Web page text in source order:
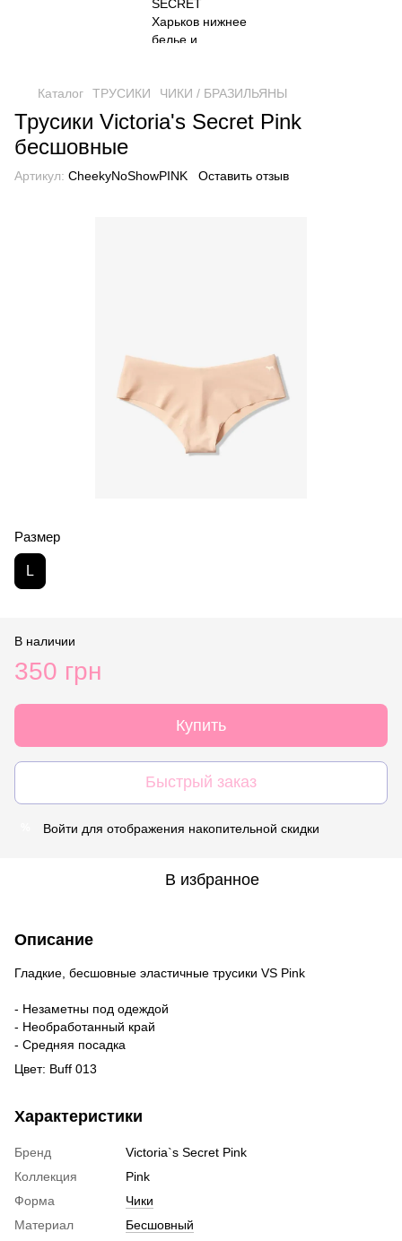
Каталог ТРУСИКИ ЧИКИ / БРАЗИЛЬЯНЫ
Трусики Victoria's Secret Pink
бесшовные
Артикул: CheekyNoShowPINK Оставить отзыв
Размер
L
В наличии
350 грн
Купить
Быстрый заказ
Войти для отображения накопительной скидки
В избранное
Описание
Гладкие, бесшовные эластичные трусики VS Pink
- Незаметны под одеждой
- Необработанный край
- Средняя посадка
Цвет: Buff 013
Характеристики
Бренд
Victoria`s Secret Pink
Коллекция
Pink
Форма
Чики
Материал
Бесшовный